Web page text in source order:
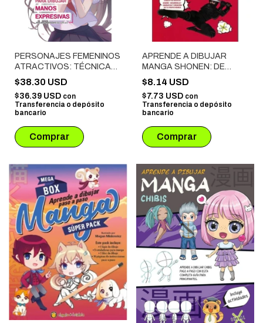
PERSONAJES FEMENINOS
ATRACTIVOS: TÉCNICAS
PARA DIBUJAR MANOS
EXPRESIVAS
$38.30 USD
$36.39 USD con
Transferencia o depósito
bancario
APRENDE A DIBUJAR
MANGA SHONEN: DE
PRINCIPIANTE A EXPERTO
$8.14 USD
$7.73 USD con
Transferencia o depósito
bancario